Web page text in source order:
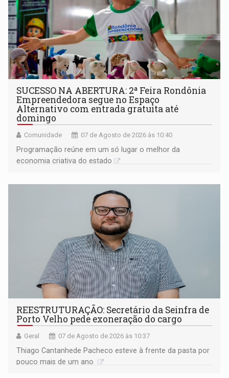
SUCESSO NA ABERTURA: 2ª Feira Rondônia
Empreendedora segue no Espaço
Alternativo com entrada gratuita até
domingo
Comunidade 07 de Agosto de 2026 às 10:40
Programação reúne em um só lugar o melhor da
economia criativa do estado
REESTRUTURAÇÃO: Secretário da Seinfra de
Porto Velho pede exoneração do cargo
Geral 07 de Agosto de 2026 às 10:37
Thiago Cantanhede Pacheco esteve à frente da pasta por
pouco mais de um ano